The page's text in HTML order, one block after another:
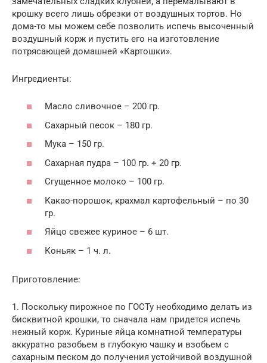
крошку всего лишь обрезки от воздушных тортов. Но
дома-то мы можем себе позволить испечь высоченный
воздушный корж и пустить его на изготовление
потрясающей домашней «Картошки».
Ингредиенты:
Масло сливочное – 200 гр.
Сахарный песок – 180 гр.
Мука – 150 гр.
Сахарная пудра – 100 гр. + 20 гр.
Сгущенное молоко – 100 гр.
Какао-порошок, крахмал картофельный – по 30
гр.
Яйцо свежее куриное – 6 шт.
Коньяк – 1 ч. л.
Приготовление:
1. Поскольку пирожное по ГОСТу необходимо делать из
бисквитной крошки, то сначала нам придется испечь
нежный корж. Куриные яйца комнатной температуры
аккуратно разобьем в глубокую чашку и взобьем с
сахарным песком до получения устойчивой воздушной